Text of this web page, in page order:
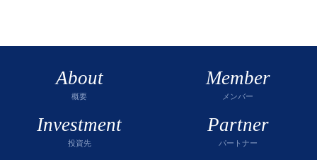
About
概要
Member
メンバー
Investment
投資先
Partner
パートナー